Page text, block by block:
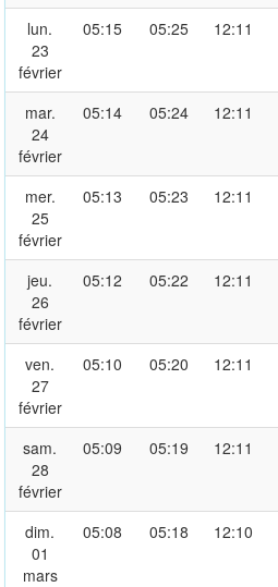
lun.
23
février
05:15 05:25 12:11
mar.
24
février
05:14 05:24 12:11
mer.
25
février
05:13 05:23 12:11
jeu.
26
février
05:12 05:22 12:11
ven.
27
février
05:10 05:20 12:11
sam.
28
février
05:09 05:19 12:11
dim.
01
mars
05:08 05:18 12:10